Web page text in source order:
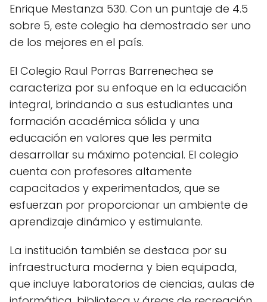
Enrique Mestanza 530. Con un puntaje de 4.5
sobre 5, este colegio ha demostrado ser uno
de los mejores en el país.
El Colegio Raul Porras Barrenechea se
caracteriza por su enfoque en la educación
integral, brindando a sus estudiantes una
formación académica sólida y una
educación en valores que les permita
desarrollar su máximo potencial. El colegio
cuenta con profesores altamente
capacitados y experimentados, que se
esfuerzan por proporcionar un ambiente de
aprendizaje dinámico y estimulante.
La institución también se destaca por su
infraestructura moderna y bien equipada,
que incluye laboratorios de ciencias, aulas de